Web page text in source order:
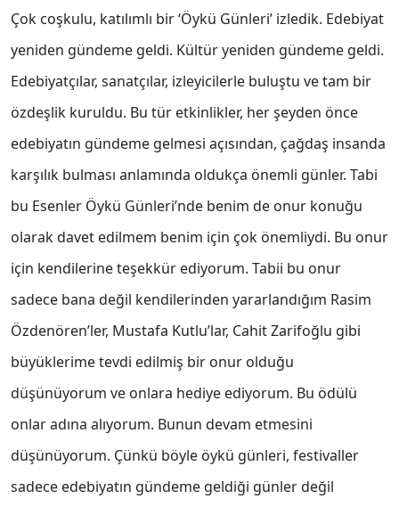
Çok coşkulu, katılımlı bir ‘Öykü Günleri’ izledik. Edebiyat
yeniden gündeme geldi. Kültür yeniden gündeme geldi.
Edebiyatçılar, sanatçılar, izleyicilerle buluştu ve tam bir
özdeşlik kuruldu. Bu tür etkinlikler, her şeyden önce
edebiyatın gündeme gelmesi açısından, çağdaş insanda
karşılık bulması anlamında oldukça önemli günler. Tabi
bu Esenler Öykü Günleri’nde benim de onur konuğu
olarak davet edilmem benim için çok önemliydi. Bu onur
için kendilerine teşekkür ediyorum. Tabii bu onur
sadece bana değil kendilerinden yararlandığım Rasim
Özdenören’ler, Mustafa Kutlu’lar, Cahit Zarifoğlu gibi
büyüklerime tevdi edilmiş bir onur olduğu
düşünüyorum ve onlara hediye ediyorum. Bu ödülü
onlar adına alıyorum. Bunun devam etmesini
düşünüyorum. Çünkü böyle öykü günleri, festivaller
sadece edebiyatın gündeme geldiği günler değil